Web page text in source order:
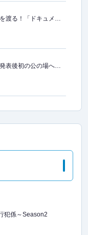
松本人志の人気企画が海を渡る！「ドキュメンタル」ついにアメリカ版が制作決定
田中みな実、結婚＆妊娠発表後初の公の場へ！幸せオーラ全開の姿に注目
犯係～Season2